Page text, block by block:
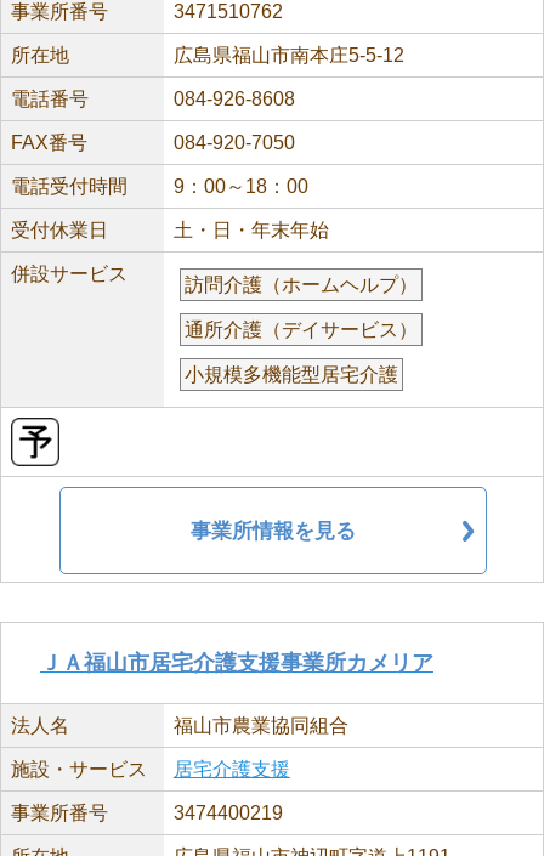
事業所番号 3471510762
所在地 広島県福山市南本庄5-5-12
電話番号 084-926-8608
FAX番号 084-920-7050
電話受付時間 9：00～18：00
受付休業日 土・日・年末年始
併設サービス
訪問介護（ホームヘルプ）
通所介護（デイサービス）
小規模多機能型居宅介護
事業所情報を見る
ＪＡ福山市居宅介護支援事業所カメリア
法人名 福山市農業協同組合
施設・サービス 居宅介護支援
事業所番号 3474400219